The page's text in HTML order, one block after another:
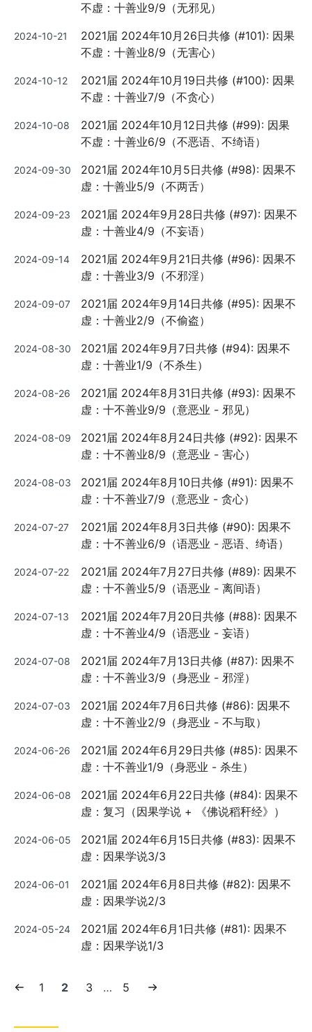
不虚：十善业9/9（无邪见）
Posted
2024-10-21
2021届 2024年10月26日共修 (#101): 因果
不虚：十善业8/9（无害心）
Posted
2024-10-12
2021届 2024年10月19日共修 (#100): 因果
不虚：十善业7/9（不贪心）
Posted
2024-10-08
2021届 2024年10月12日共修 (#99): 因果
不虚：十善业6/9（不恶语、不绮语）
Posted
2024-09-30
2021届 2024年10月5日共修 (#98): 因果不
虚：十善业5/9（不两舌）
Posted
2024-09-23
2021届 2024年9月28日共修 (#97): 因果不
虚：十善业4/9（不妄语）
Posted
2024-09-14
2021届 2024年9月21日共修 (#96): 因果不
虚：十善业3/9（不邪淫）
Posted
2024-09-07
2021届 2024年9月14日共修 (#95): 因果不
虚：十善业2/9（不偷盗）
Posted
2024-08-30
2021届 2024年9月7日共修 (#94): 因果不
虚：十善业1/9（不杀生）
Posted
2024-08-26
2021届 2024年8月31日共修 (#93): 因果不
虚：十不善业9/9（意恶业 - 邪见）
Posted
2024-08-09
2021届 2024年8月24日共修 (#92): 因果不
虚：十不善业8/9（意恶业 - 害心）
Posted
2024-08-03
2021届 2024年8月10日共修 (#91): 因果不
虚：十不善业7/9（意恶业 - 贪心）
Posted
2024-07-27
2021届 2024年8月3日共修 (#90): 因果不
虚：十不善业6/9（语恶业 - 恶语、绮语）
Posted
2024-07-22
2021届 2024年7月27日共修 (#89): 因果不
虚：十不善业5/9（语恶业 - 离间语）
Posted
2024-07-13
2021届 2024年7月20日共修 (#88): 因果不
虚：十不善业4/9（语恶业 - 妄语）
Posted
2024-07-08
2021届 2024年7月13日共修 (#87): 因果不
虚：十不善业3/9（身恶业 - 邪淫）
Posted
2024-07-03
2021届 2024年7月6日共修 (#86): 因果不
虚：十不善业2/9（身恶业 - 不与取）
Posted
2024-06-26
2021届 2024年6月29日共修 (#85): 因果不
虚：十不善业1/9（身恶业 - 杀生）
Posted
2024-06-08
2021届 2024年6月22日共修 (#84): 因果不
虚：复习（因果学说 + 《佛说稻秆经》）
Posted
2024-06-05
2021届 2024年6月15日共修 (#83): 因果不
虚：因果学说3/3
Posted
2024-06-01
2021届 2024年6月8日共修 (#82): 因果不
虚：因果学说2/3
Posted
2024-05-24
2021届 2024年6月1日共修 (#81): 因果不
虚：因果学说1/3
Previous
Page:
1
Current
2 Page:
3 … Page:
5
Next